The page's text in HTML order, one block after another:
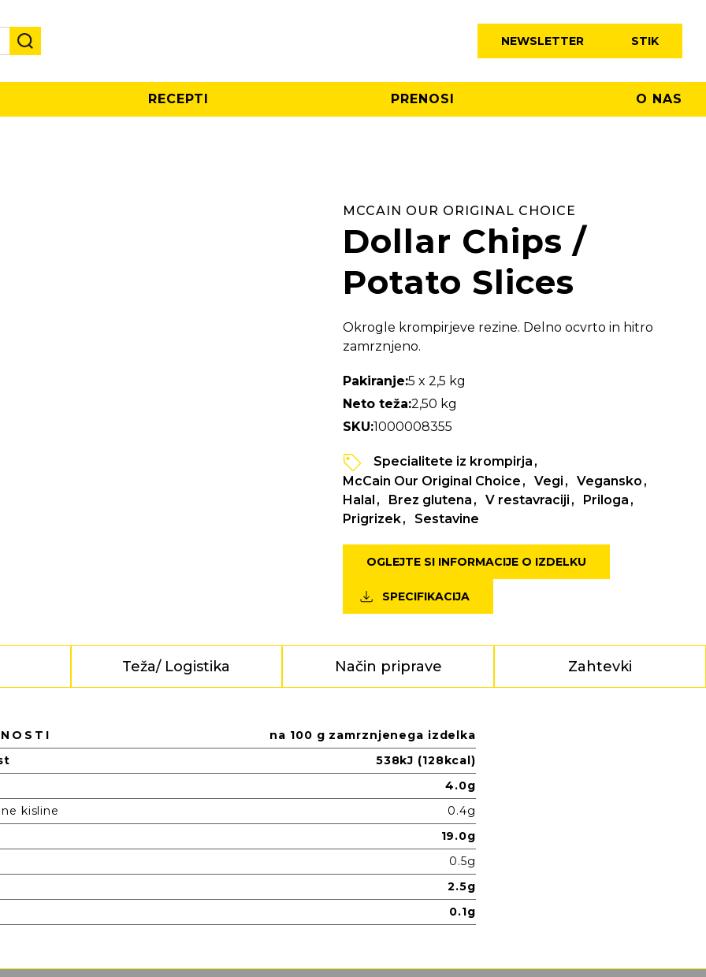
NEWSLETTER STIK
RECEPTI PRENOSI O NAS
MCCAIN OUR ORIGINAL CHOICE
Dollar Chips /
Potato Slices
Okrogle krompirjeve rezine. Delno ocvrto in hitro
zamrznjeno.
Pakiranje:5 x 2,5 kg
Neto teža:2,50 kg
SKU:1000008355
Specialitete iz krompirja
McCain Our Original Choice
Vegi
Vegansko
Halal
Brez glutena V restavraciji
Priloga
Prigrizek
Sestavine
OGLEJTE SI INFORMACIJE O IZDELKU
SPECIFIKACIJA
Teža/ Logistika Način priprave Zahtevki
na 100 g zamrznjenega izdelka
538kJ (128kcal)
4.0g
kisline
0.4g
19.0g
0.5g
2.5g
0.1g